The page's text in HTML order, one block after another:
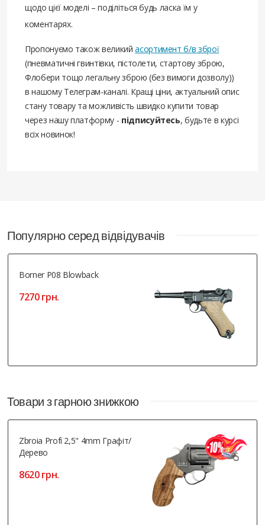
щодо цієї моделі – поділіться будь ласка їм у
коментарях.
Пропонуємо також великийасортимент б/в зброї
(пневматичні гвинтівки, пістолети, стартову зброю,
Флобери тощо легальну зброю (без вимоги дозволу))
в нашому Телеграм-каналі. Кращі ціни, актуальний опис
стану товару та можливість швидко купити товар
через нашу платформу - підписуйтесь, будьте в курсі
всіх новинок!
Популярно серед відвідувачів
Borner P08 Blowback
7270 грн.
Товари з гарною знижкою
Zbroia Profi 2,5" 4mm Графіт/
Дерево
8620 грн.